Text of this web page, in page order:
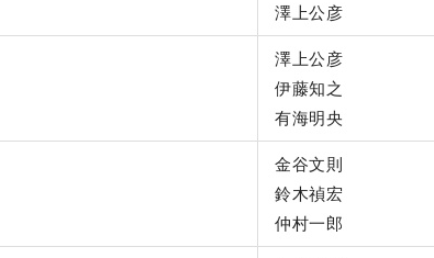
澤上公彦
澤上公彦
伊藤知之
有海明央
金谷文則
鈴木禎宏
仲村一郎